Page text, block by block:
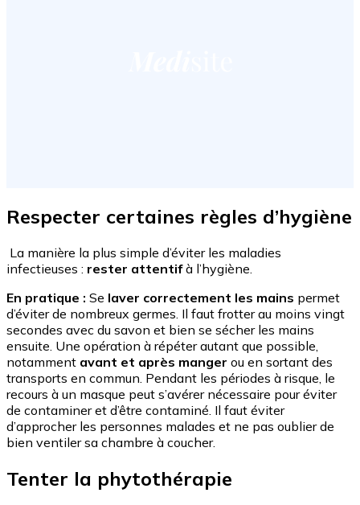
Respecter certaines règles d’hygiène
La manière la plus simple d’éviter les maladies
infectieuses : rester attentifà l’hygiène.
En pratique : Se laver correctement les mains permet
d’éviter de nombreux germes. Il faut frotter au moins vingt
secondes avec du savon et bien se sécher les mains
ensuite. Une opération à répéter autant que possible,
notamment avant et après manger ou en sortant des
transports en commun. Pendant les périodes à risque, le
recours à un masque peut s’avérer nécessaire pour éviter
de contaminer et d’être contaminé. Il faut éviter
d’approcher les personnes malades et ne pas oublier de
bien ventiler sa chambre à coucher.
Tenter la phytothérapie